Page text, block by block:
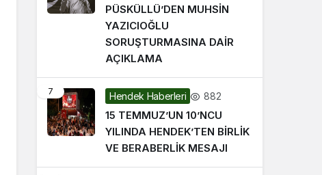
PÜSKÜLLÜ’DEN MUHSİN
YAZICIOĞLU
SORUŞTURMASINA DAİR
AÇIKLAMA
7 Hendek Haberleri 882
15 TEMMUZ’UN 10’NCU
YILINDA HENDEK’TEN BİRLİK
VE BERABERLİK MESAJI